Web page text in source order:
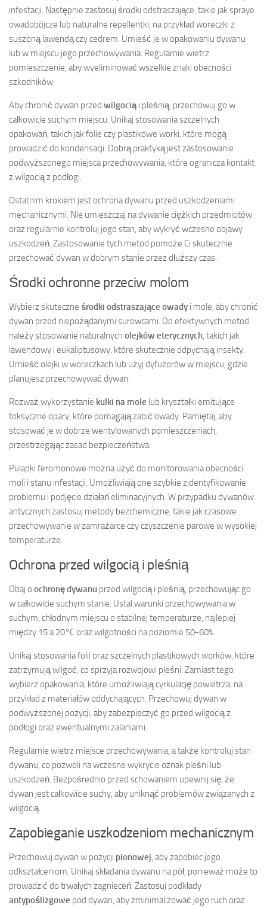
infestacji. Następnie zastosuj środki odstraszające, takie jak spraye
owadobójcze lub naturalne repellentki, na przykład woreczki z
suszoną lawendą czy cedrem. Umieść je w opakowaniu dywanu
lub w miejscu jego przechowywania. Regularnie wietrz
pomieszczenie, aby wyeliminować wszelkie znaki obecności
szkodników.
Aby chronić dywan przed wilgociąi pleśnią, przechowuj go w
całkowicie suchym miejscu. Unikaj stosowania szczelnych
opakowań, takich jak folie czy plastikowe worki, które mogą
prowadzić do kondensacji. Dobrą praktyką jest zastosowanie
podwyższonego miejsca przechowywania, które ogranicza kontakt
z wilgocią z podłogi.
Ostatnim krokiem jest ochrona dywanu przed uszkodzeniami
mechanicznymi. Nie umieszczaj na dywanie ciężkich przedmiotów
oraz regularnie kontroluj jego stan, aby wykryć wczesne objawy
uszkodzeń. Zastosowanie tych metod pomoże Ci skutecznie
przechować dywan w dobrym stanie przez dłuższy czas.
Środki ochronne przeciw molom
Wybierz skuteczne środki odstraszające owady i mole, aby chronić
dywan przed niepożądanymi surowcami. Do efektywnych metod
należy stosowanie naturalnych olejków eterycznych, takich jak
lawendowy i eukaliptusowy, które skutecznie odpychają insekty.
Umieść olejki w woreczkach lub użyj dyfuzorów w miejscu, gdzie
planujesz przechowywać dywan.
Rozważ wykorzystanie kulki na mole lub kryształki emitujące
toksyczne opary, które pomagają zabić owady. Pamiętaj, aby
stosować je w dobrze wentylowanych pomieszczeniach,
przestrzegając zasad bezpieczeństwa.
Pulapki feromonowe można użyć do monitorowania obecności
moli i stanu infestacji. Umożliwiają one szybkie zidentyfikowanie
problemu i podjęcie działań eliminacyjnych. W przypadku dywanów
antycznych zastosuj metody bezchemiczne, takie jak czasowe
przechowywanie w zamrażarce czy czyszczenie parowe w wysokiej
temperaturze.
Ochrona przed wilgocią i pleśnią
Dbaj o ochronę dywanu przed wilgocią i pleśnią, przechowując go
w całkowicie suchym stanie. Ustal warunki przechowywania w
suchym, chłodnym miejscu o stabilnej temperaturze, najlepiej
między 15 a 20°C oraz wilgotności na poziomie 50-60%.
Unikaj stosowania folii oraz szczelnych plastikowych worków, które
zatrzymują wilgoć, co sprzyja rozwojowi pleśni. Zamiast tego
wybierz opakowania, które umożliwiają cyrkulację powietrza, na
przykład z materiałów oddychających. Przechowuj dywan w
podwyższonej pozycji, aby zabezpieczyć go przed wilgocią z
podłogi oraz ewentualnymi zalaniami.
Regularnie wietrz miejsce przechowywania, a także kontroluj stan
dywanu, co pozwoli na wczesne wykrycie oznak pleśni lub
uszkodzeń. Bezpośrednio przed schowaniem upewnij się, że
dywan jest całkowicie suchy, aby uniknąć problemów związanych z
wilgocią.
Zapobieganie uszkodzeniom mechanicznym
Przechowuj dywan w pozycji pionowej, aby zapobiec jego
odkształceniom. Unikaj składania dywanu na pół, ponieważ może to
prowadzić do trwałych zagnieceń. Zastosuj podkłady
antypoślizgowe pod dywan, aby zminimalizować jego ruch oraz